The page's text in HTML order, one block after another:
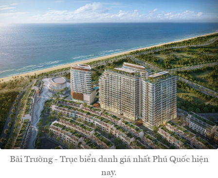
Bãi Trường - Trục biển danh giá nhất Phú Quốc hiện
nay.